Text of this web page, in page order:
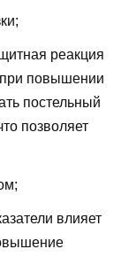
реакция
повышении
постельный
позволяет
влияет